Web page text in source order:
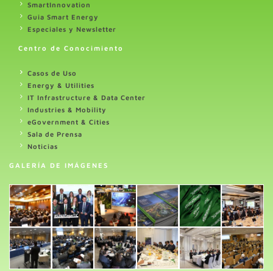
SmartInnovation
Guia Smart Energy
Especiales y Newsletter
Centro de Conocimiento
Casos de Uso
Energy & Utilities
IT Infrastructure & Data Center
Industries & Mobility
eGovernment & Cities
Sala de Prensa
Noticias
GALERÍA DE IMÁGENES